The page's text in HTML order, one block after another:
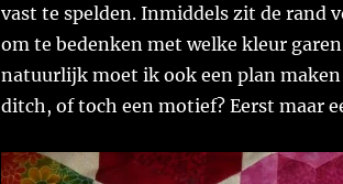
vast te spelden. Inmiddels zit de rand
om te bedenken met welke kleur
natuurlijk moet ik ook een plan
ditch, of toch een motief? Eerst maar